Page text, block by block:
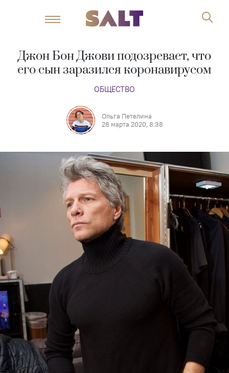
Джон Бон Джови подозревает, что
его сын заразился коронавирусом
ОБЩЕСТВО
Ольга Петелина
28 марта 2020, 8:38